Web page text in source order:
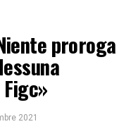
proroga
2021